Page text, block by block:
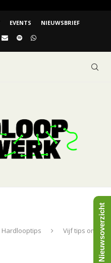
EVENTS NIEUWSBRIEF
Hardlooptips
Vijf tips om
Nieuwsoverzicht